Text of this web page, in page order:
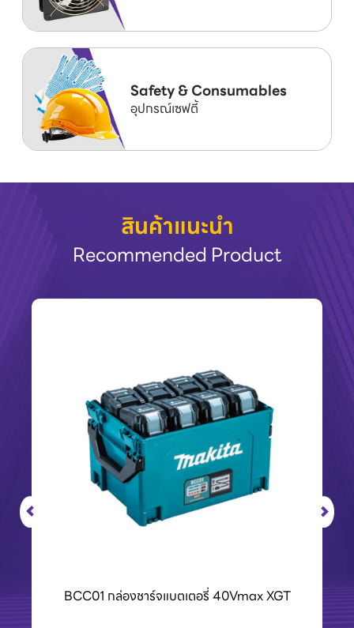
Safety & Consumables
อุปกรณ์เซฟตี้
สินค้าแนะนำ
Recommended Product
เครื่องPOLO เครื่องฉีดน้ำแรงดันสูงและเครื่องดูด